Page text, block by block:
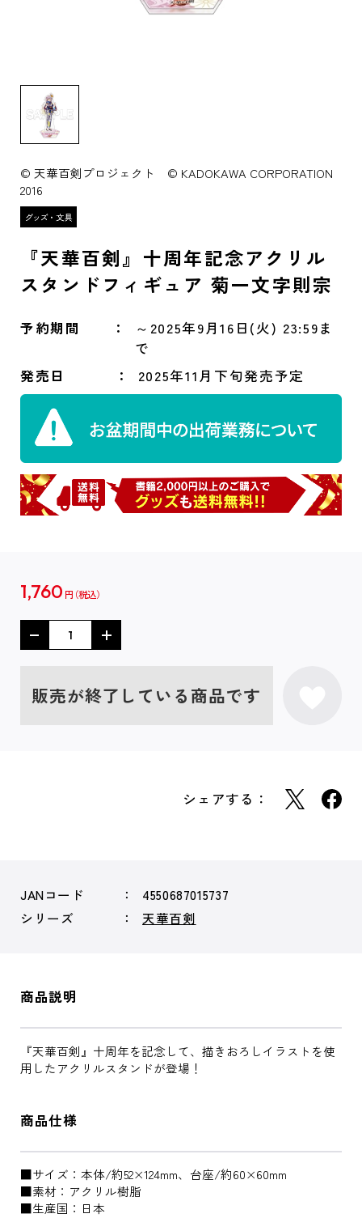
© 天華百剣プロジェクト © KADOKAWA CORPORATION
2016
『天華百剣』十周年記念アクリル
スタンドフィギュア 菊一文字則宗
予約期間
～2025年9月16日(火) 23:59ま
で
発売日
2025年11月下旬発売予定
1,760 円
販売が終了している商品です
シェアする：
JANコード
4550687015737
シリーズ
天華百剣
商品説明
『天華百剣』十周年を記念して、描きおろしイラストを使
用したアクリルスタンドが登場！
商品仕様
■サイズ：本体/約52×124mm、台座/約60×60mm
■素材：アクリル樹脂
■生産国：日本